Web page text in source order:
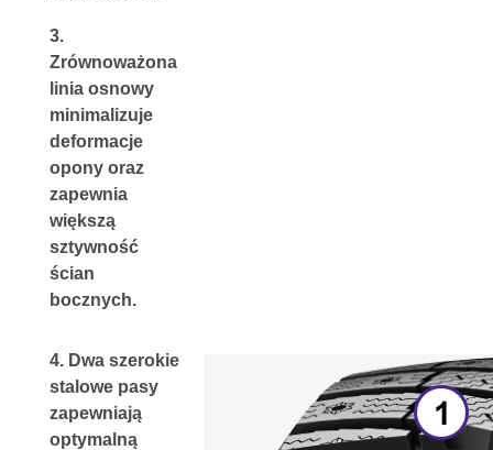
Zrównoważona
linia osnowy
minimalizuje
deformacje
opony oraz
zapewnia
większą
sztywność
ścian
bocznych.
4. Dwa szerokie
stalowe pasy
zapewniają
optymalną